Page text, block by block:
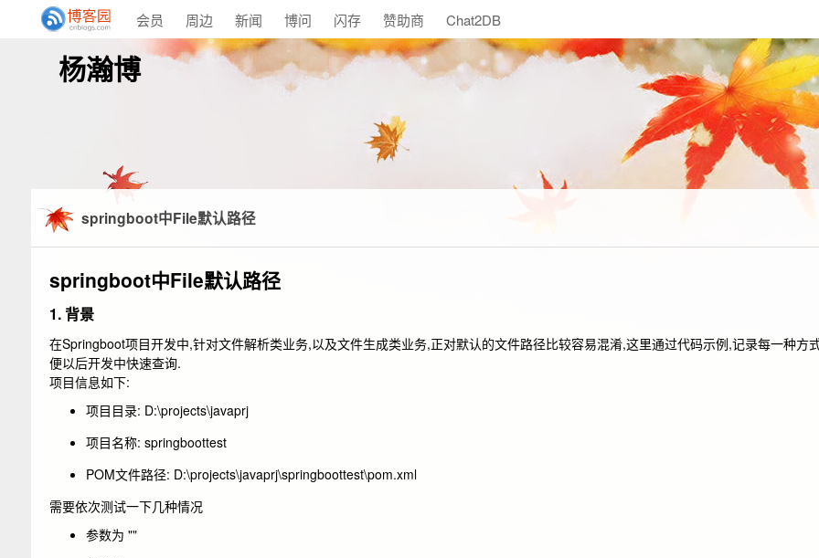
会员 周边 新闻 博问 闪存 赞助商 Chat2DB
杨瀚博
springboot中File默认路径
springboot中File默认路径
1. 背景
在Springboot项目开发中,针对文件解析类业务,以及文件生成类业务,正对默认的文件路径比较容易混淆,这里通过代码示例,记录每一种方
便以后开发中快速查询.
项目信息如下:
项目目录: D:\projects\javaprj
项目名称: springboottest
POM文件路径: D:\projects\javaprj\springboottest\pom.xml
需要依次测试一下几种情况
参数为 ""